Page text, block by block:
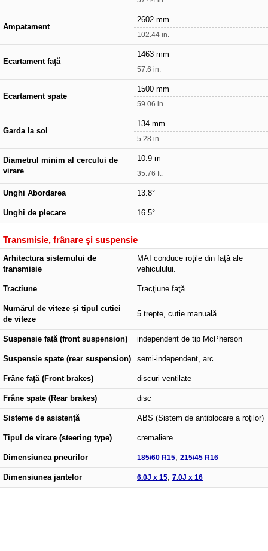
Ampatament
2602 mm
102.44 in.
Ecartament faţă
1463 mm
57.6 in.
Ecartament spate
1500 mm
59.06 in.
Garda la sol
134 mm
5.28 in.
Diametrul minim al cercului de
virare
10.9 m
35.76 ft.
Unghi Abordarea 13.8°
Unghi de plecare 16.5°
Transmisie, frânare și suspensie
Arhitectura sistemului de
transmisie
MAI conduce roțile din față ale
vehiculului.
Tractiune Tracţiune faţă
Numărul de viteze și tipul cutiei
de viteze
5 trepte, cutie manuală
Suspensie faţă (front suspension) independent de tip McPherson
Suspensie spate (rear suspension) semi-independent, arc
Frâne faţă (Front brakes) discuri ventilate
Frâne spate (Rear brakes) disc
Sisteme de asistență ABS (Sistem de antiblocare a roților)
Tipul de virare (steering type) cremaliere
Dimensiunea pneurilor 185/60 R15; 215/45 R16
Dimensiunea jantelor 6.0J x 15; 7.0J x 16